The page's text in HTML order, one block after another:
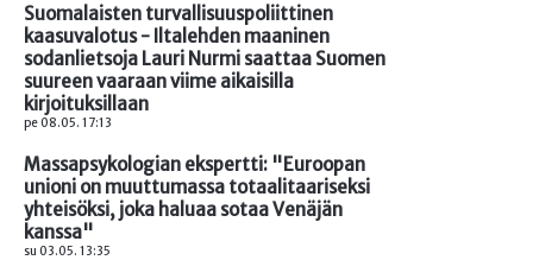
Suomalaisten turvallisuuspoliittinen
kaasuvalotus - Iltalehden maaninen
sodanlietsoja Lauri Nurmi saattaa Suomen
suureen vaaraan viime aikaisilla
kirjoituksillaan
pe 08.05. 17:13
Massapsykologian ekspertti: "Euroopan
unioni on muuttumassa totaalitaariseksi
yhteisöksi, joka haluaa sotaa Venäjän
kanssa"
su 03.05. 13:35